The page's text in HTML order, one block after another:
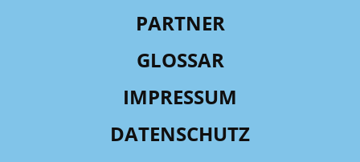
PARTNER
GLOSSAR
IMPRESSUM
DATENSCHUTZ